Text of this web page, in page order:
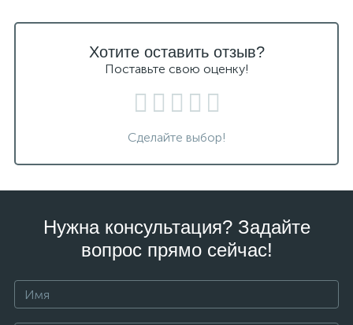
Хотите оставить отзыв?
Поставьте свою оценку!
Сделайте выбор!
Нужна консультация? Задайте
вопрос прямо сейчас!